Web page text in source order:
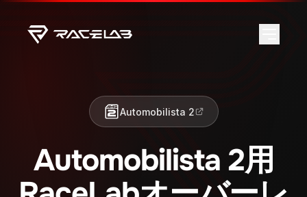
Automobilista 2
Automobilista 2用